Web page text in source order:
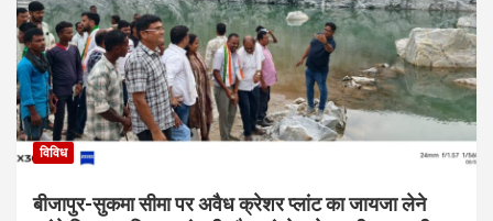
विविध
बीजापुर-सुकमा सीमा पर अवैध क्रेशर प्लांट का जायजा लेने